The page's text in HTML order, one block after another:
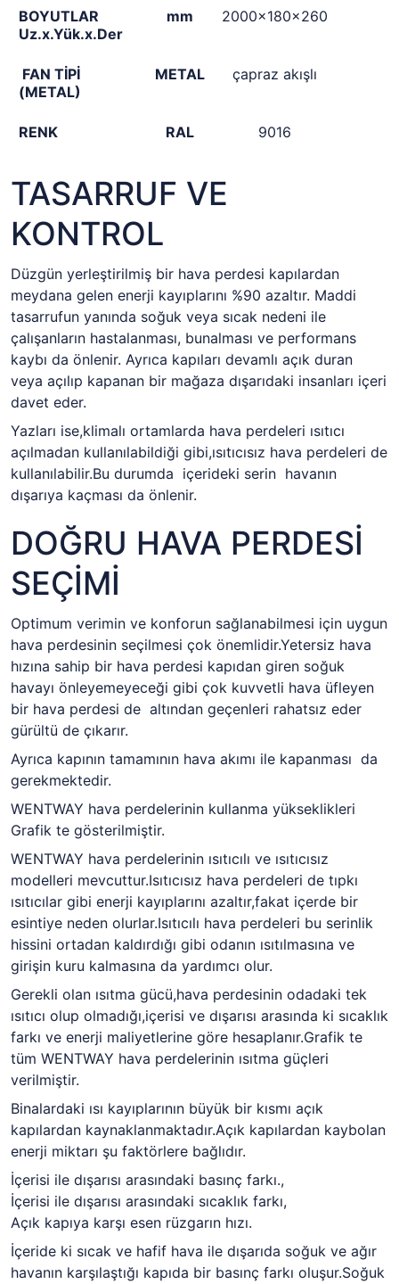
BOYUTLAR
Uz.x.Yük.x.Der
mm 2000x180x260
FAN TİPİ
(METAL)
METAL çapraz akışlı
RENK RAL 9016
TASARRUF VE
KONTROL
Düzgün yerleştirilmiş bir hava perdesi kapılardan
meydana gelen enerji kayıplarını %90 azaltır. Maddi
tasarrufun yanında soğuk veya sıcak nedeni ile
çalışanların hastalanması, bunalması ve performans
kaybı da önlenir. Ayrıca kapıları devamlı açık duran
veya açılıp kapanan bir mağaza dışarıdaki insanları içeri
davet eder.
Yazları ise,klimalı ortamlarda hava perdeleri ısıtıcı
açılmadan kullanılabildiği gibi,ısıtıcısız hava perdeleri de
kullanılabilir.Bu durumda içerideki serin havanın
dışarıya kaçması da önlenir.
DOĞRU HAVA PERDESİ
SEÇİMİ
Optimum verimin ve konforun sağlanabilmesi için uygun
hava perdesinin seçilmesi çok önemlidir.Yetersiz hava
hızına sahip bir hava perdesi kapıdan giren soğuk
havayı önleyemeyeceği gibi çok kuvvetli hava üfleyen
bir hava perdesi de altından geçenleri rahatsız eder
gürültü de çıkarır.
Ayrıca kapının tamamının hava akımı ile kapanması da
gerekmektedir.
WENTWAY hava perdelerinin kullanma yükseklikleri
Grafik te gösterilmiştir.
WENTWAY hava perdelerinin ısıtıcılı ve ısıtıcısız
modelleri mevcuttur.Isıtıcısız hava perdeleri de tıpkı
ısıtıcılar gibi enerji kayıplarını azaltır,fakat içerde bir
esintiye neden olurlar.Isıtıcılı hava perdeleri bu serinlik
hissini ortadan kaldırdığı gibi odanın ısıtılmasına ve
girişin kuru kalmasına da yardımcı olur.
Gerekli olan ısıtma gücü,hava perdesinin odadaki tek
ısıtıcı olup olmadığı,içerisi ve dışarısı arasında ki sıcaklık
farkı ve enerji maliyetlerine göre hesaplanır.Grafik te
tüm WENTWAY hava perdelerinin ısıtma güçleri
verilmiştir.
Binalardaki ısı kayıplarının büyük bir kısmı açık
kapılardan kaynaklanmaktadır.Açık kapılardan kaybolan
enerji miktarı şu faktörlere bağlıdır.
İçerisi ile dışarısı arasındaki basınç farkı.,
İçerisi ile dışarısı arasındaki sıcaklık farkı,
Açık kapıya karşı esen rüzgarın hızı.
İçeride ki sıcak ve hafif hava ile dışarıda soğuk ve ağır
havanın karşılaştığı kapıda bir basınç farkı oluşur.Soğuk